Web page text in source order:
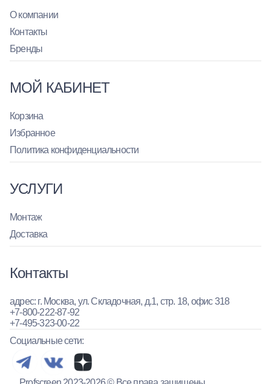
О компании
Контакты
Бренды
МОЙ КАБИНЕТ
Корзина
Избранное
Политика конфиденциальности
УСЛУГИ
Монтаж
Доставка
Контакты
адрес: г. Москва, ул. Складочная, д.1, стр. 18, офис 318
+7-800-222-87-92
+7-495-323-00-22
Социальные сети: